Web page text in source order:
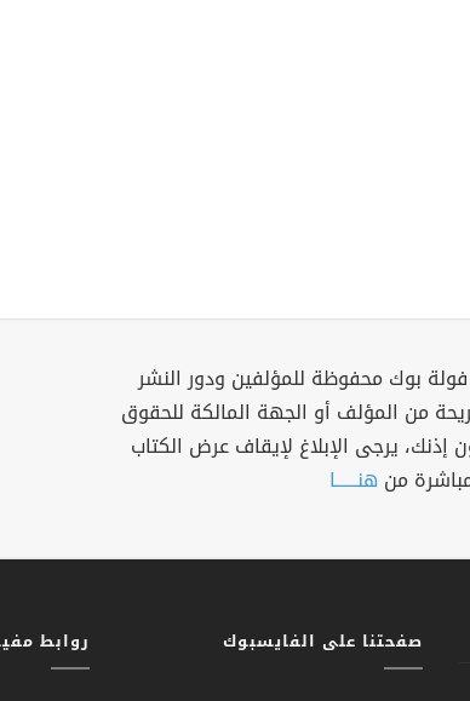
بوك محفوظة للمؤلفين ودور النشر
من المؤلف أو الجهة المالكة للحقوق
يرجى الإبلاغ لإيقاف عرض الكتاب
من هنــــــا
صفحتنا على الفايسبوك روابط